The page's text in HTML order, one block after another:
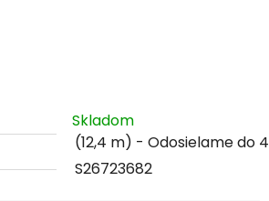
Skladom
(12,4 m)
S26723682